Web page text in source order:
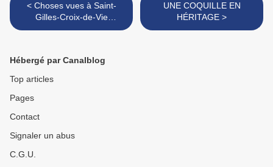
< Choses vues à Saint-
Gilles-Croix-de-Vie
(Vendée) le 30 août 2025
UNE COQUILLE EN
HÉRITAGE >
Hébergé par Canalblog
Top articles
Pages
Contact
Signaler un abus
C.G.U.